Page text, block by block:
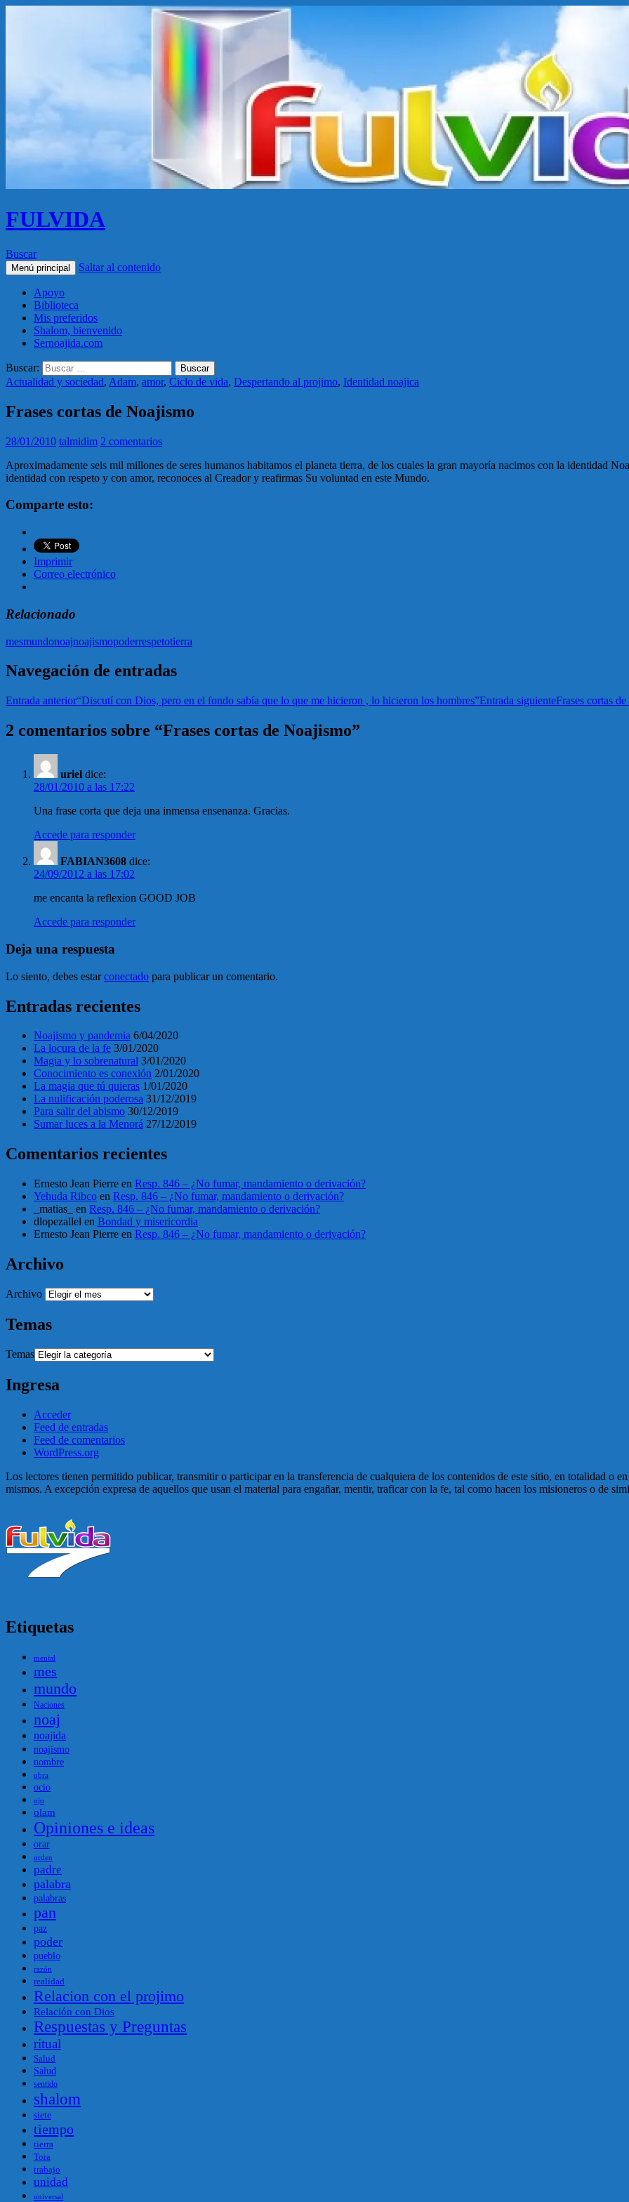
FULVIDA
Buscar
Menú principal Saltar al contenido
Apoyo
Biblioteca
Mis preferidos
Shalom, bienvenido
Sernoajida.com
Buscar:
Actualidad y sociedad, Adam, amor, Ciclo de vida, Despertando al projimo, Identidad noajica
Frases cortas de Noajismo
28/01/2010 talmidim 2 comentarios
Aproximadamente seis mil millones de seres humanos habitamos el planeta tierra, de los cuales la gran mayoría nacimos con la identidad
identidad con respeto y con amor, reconoces al Creador y reafirmas Su voluntad en este Mundo.
Comparte esto:
Imprimir
Correo electrónico
Relacionado
mesmundonoajnoajismopoderrespetotierra
Navegación de entradas
Entrada anterior“Discutí con Dios, pero en el fondo sabía que lo que me hicieron , lo hicieron los hombres”Entrada siguienteFrases cortas
2 comentarios sobre “Frases cortas de Noajismo”
uriel dice:
28/01/2010 a las 17:22
Una frase corta que deja una inmensa ensenanza. Gracias.
Accede para responder
FABIAN3608 dice:
24/09/2012 a las 17:02
me encanta la reflexion GOOD JOB
Accede para responder
Deja una respuesta
Lo siento, debes estarconectado para publicar un comentario.
Entradas recientes
Noajismo y pandemia 6/04/2020
La locura de la fe 3/01/2020
Magia y lo sobrenatural 3/01/2020
Conocimiento es conexión 2/01/2020
La magia que tú quieras 1/01/2020
La nulificación poderosa 31/12/2019
Para salir del abismo 30/12/2019
Sumar luces a la Menorá 27/12/2019
Comentarios recientes
Ernesto Jean Pierre en Resp. 846 – ¿No fumar, mandamiento o derivación?
Yehuda Ribco en Resp. 846 – ¿No fumar, mandamiento o derivación?
_matias_
en Resp. 846 – ¿No fumar, mandamiento o derivación?
dlopezallel en Bondad y misericordia
Ernesto Jean Pierre en Resp. 846 – ¿No fumar, mandamiento o derivación?
Archivo
Archivo
Temas
Temas
Ingresa
Acceder
Feed de entradas
Feed de comentarios
WordPress.org
Los lectores tienen permitido publicar, transmitir o participar en la transferencia de cualquiera de los contenidos de este sitio, en totalidad o
mismos. A excepción expresa de aquellos que usan el material para engañar, mentir, traficar con la fe, tal como hacen los misioneros o de
Etiquetas
mental
mes
mundo
Naciones
noaj
noajida
noajismo
nombre
obra
ocio
ojo
olam
Opiniones e ideas
orar
orden
padre
palabra
palabras
pan
paz
poder
pueblo
razón
realidad
Relacion con el projimo
Relación con Dios
Respuestas y Preguntas
ritual
Salud
Salud
sentido
shalom
siete
tiempo
tierra
Tora
trabajo
unidad
universal